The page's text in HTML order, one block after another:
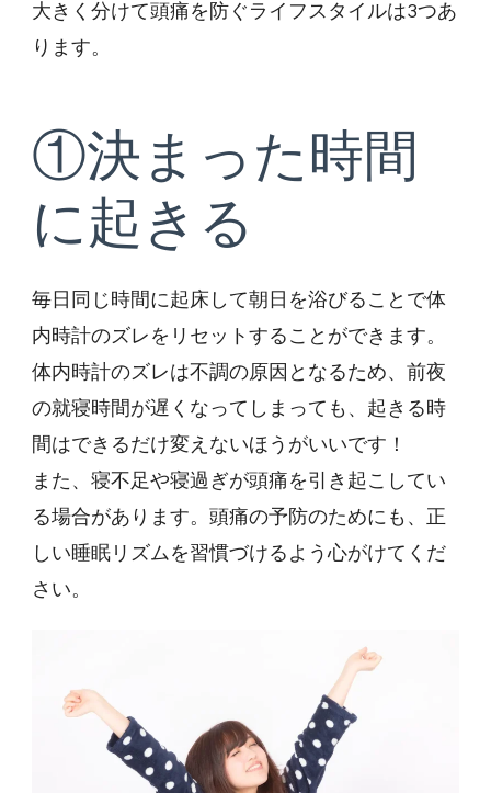
大きく分けて頭痛を防ぐライフスタイルは3つあ
ります。
①決まった時間
に起きる
毎日同じ時間に起床して朝日を浴びることで体
内時計のズレをリセットすることができます。
体内時計のズレは不調の原因となるため、前夜
の就寝時間が遅くなってしまっても、起きる時
間はできるだけ変えないほうがいいです！
また、寝不足や寝過ぎが頭痛を引き起こしてい
る場合があります。頭痛の予防のためにも、正
しい睡眠リズムを習慣づけるよう心がけてくだ
さい。